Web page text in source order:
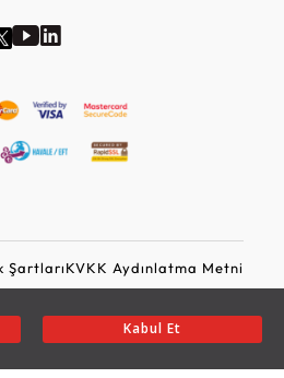
Kabul Et
ŞartlarıKVKK Aydınlatma Metni